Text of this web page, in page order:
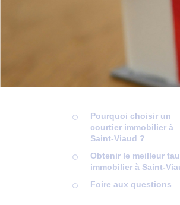
Pourquoi choisir un
courtier immobilier à
Saint-Viaud ?
Obtenir le meilleur
immobilier à Saint-
Foire aux questions